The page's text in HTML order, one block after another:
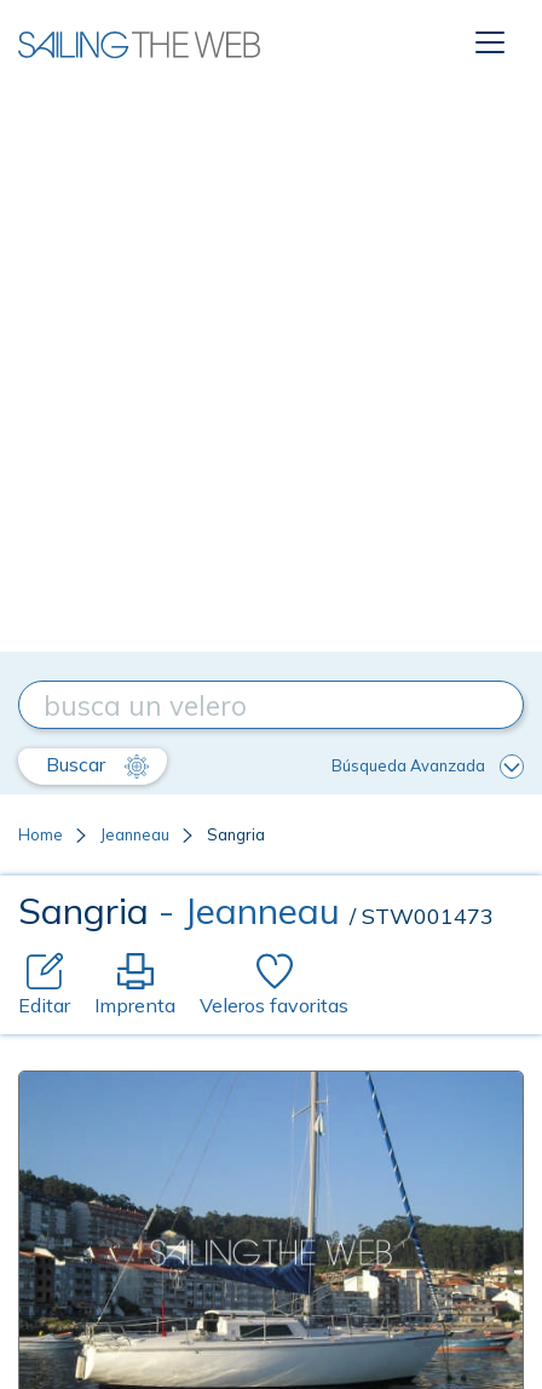
Buscar Búsqueda Avanzada
Home Jeanneau Sangria
Sangria - Jeanneau / STW001473
Editar Imprenta Veleros favoritas